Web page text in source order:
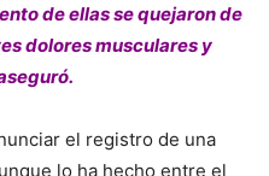
de ellas se quejaron de
dolores musculares y
el registro de una
lo ha hecho entre el